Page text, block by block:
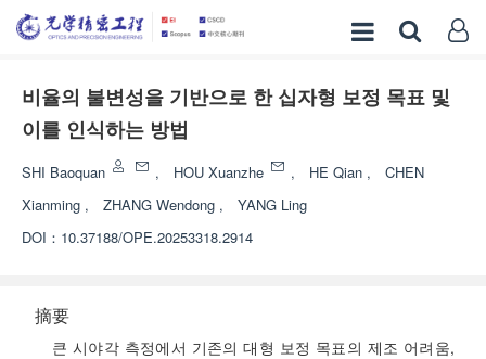
비율의 불변성을 기반으로 한 십자형 보정 목표 및
이를 인식하는 방법
SHI Baoquan , HOU Xuanzhe , HE Qian ,
CHEN
Xianming , ZHANG Wendong ,
YANG Ling
DOI： 10.37188/OPE.20253318.2914
摘要
큰 시야각 측정에서 기존의 대형 보정 목표의 제조 어려움,